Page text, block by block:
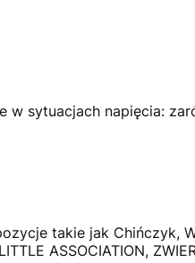
w sytuacjach napięcia:
takie jak Chińczyk,
ASSOCIATION,